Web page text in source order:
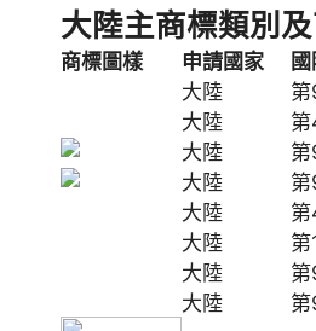
大陸主商標類別
商標圖樣 申請國家
大陸
大陸
大陸
大陸
大陸
大陸
第
大陸
大陸